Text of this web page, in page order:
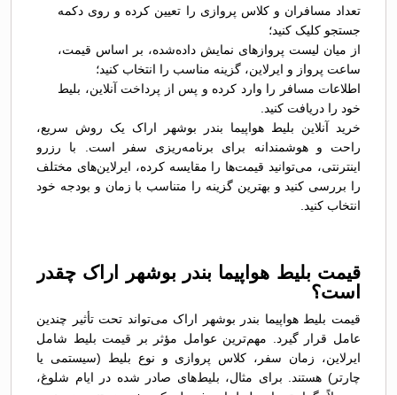
تعداد مسافران و کلاس پروازی را تعیین کرده و روی دکمه
جستجو کلیک کنید؛
از میان لیست پروازهای نمایش داده‌شده، بر اساس قیمت،
ساعت پرواز و ایرلاین، گزینه مناسب را انتخاب کنید؛
اطلاعات مسافر را وارد کرده و پس از پرداخت آنلاین، بلیط
خود را دریافت کنید.
خرید آنلاین بلیط هواپیما بندر بوشهر اراک یک روش سریع،
راحت و هوشمندانه برای برنامه‌ریزی سفر است. با رزرو
اینترنتی، می‌توانید قیمت‌ها را مقایسه کرده، ایرلاین‌های مختلف
را بررسی کنید و بهترین گزینه را متناسب با زمان و بودجه خود
انتخاب کنید.
قیمت بلیط هواپیما بندر بوشهر اراک چقدر
است؟
قیمت بلیط هواپیما بندر بوشهر اراک می‌تواند تحت تأثیر چندین
عامل قرار گیرد. مهم‌ترین عوامل مؤثر بر قیمت بلیط شامل
ایرلاین، زمان سفر، کلاس پروازی و نوع بلیط (سیستمی یا
چارتر) هستند. برای مثال، بلیط‌های صادر شده در ایام شلوغ،